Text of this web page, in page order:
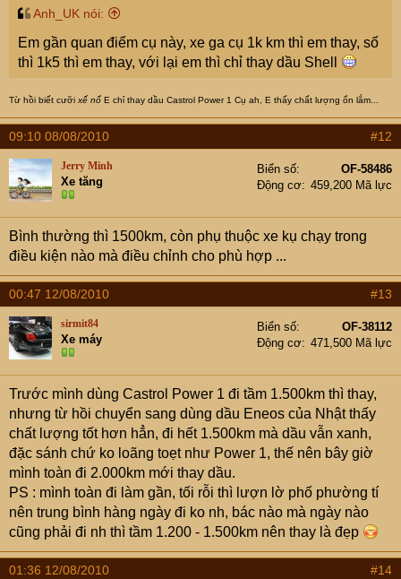
Anh_UK nói:
Em gần quan điểm cụ này, xe ga cụ 1k km thì em thay, số
thì 1k5 thì em thay, với lại em thì chỉ thay dầu Shell
Từ hồi biết cưỡi xế nổ E chỉ thay dầu Castrol Power 1 Cụ ah, E thấy chất lượng ổn lắm...
09:10 08/08/2010 #12
Jerry Minh
Xe tăng
Biển số
OF-58486
Động cơ
459,200 Mã lực
Bình thường thì 1500km, còn phụ thuộc xe kụ chạy trong
điều kiện nào mà điều chỉnh cho phù hợp ...
00:47 12/08/2010 #13
sirmit84
Xe máy
Biển số
OF-38112
Động cơ
471,500 Mã lực
Trước mình dùng Castrol Power 1 đi tầm 1.500km thì thay,
nhưng từ hồi chuyển sang dùng dầu Eneos của Nhật thấy
chất lượng tốt hơn hẳn, đi hết 1.500km mà dầu vẫn xanh,
đặc sánh chứ ko loãng toẹt như Power 1, thế nên bây giờ
mình toàn đi 2.000km mới thay dầu.
PS : mình toàn đi làm gần, tối rỗi thì lượn lờ phố phường tí
nên trung bình hàng ngày đi ko nh, bác nào mà ngày nào
cũng phải đi nh thì tầm 1.200 - 1.500km nên thay là đẹp
01:36 12/08/2010 #14